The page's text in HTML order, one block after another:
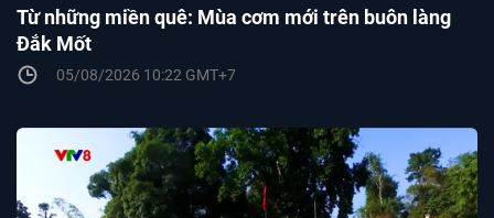
Từ những miền quê: Mùa cơm mới trên buôn làng
Đắk Mốt
05/08/2026 10:22 GMT+7